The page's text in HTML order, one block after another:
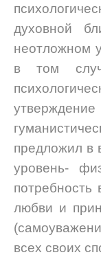
духовной
неотложном
в том
предложил в
уровень-
потребность
любви и
всех своих